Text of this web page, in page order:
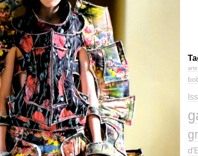
arte